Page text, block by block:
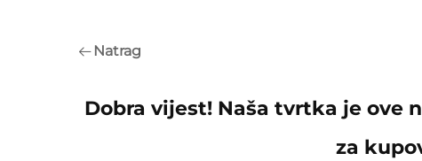
Natrag
Dobra vijest! Naša tvrtka je ove
za